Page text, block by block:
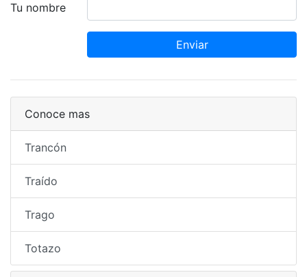
Tu nombre
Enviar
Conoce mas
Trancón
Traído
Trago
Totazo